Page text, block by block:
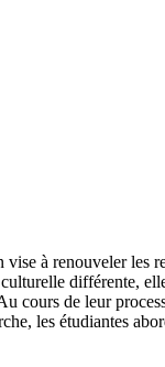
à renouveler les
différente,
cours de leur
les étudiantes